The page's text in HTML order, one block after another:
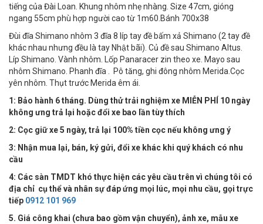
tiếng của Đài Loan. Khung nhôm nhẹ nhàng. Size 47cm, gióng
ngang 55cm phù hợp người cao từ 1m60.Bánh 700x38
Đùi đĩa Shimano nhôm 3 đĩa 8 líp tay đề bấm xả Shimano (2 tay đề
khác nhau nhưng đều là tay Nhật bãi). Củ đề sau Shimano Altus.
Líp Shimano. Vành nhôm. Lốp Panaracer zin theo xe. Mayo sau
nhôm Shimano. Phanh đĩa . Pô tăng, ghi đông nhôm Merida.Cọc
yên nhôm. Thụt trước Merida êm ái.
1: Bảo hành 6 tháng. Dùng thử trải nghiệm xe MIỄN PHÍ 10 ngày
không ưng trả lại hoặc đổi xe bao lần tùy thích
2: Cọc giữ xe 5 ngày, trả lại 100% tiền cọc nếu không ưng ý
3: Nhận mua lại, bán, ký gửi, đổi xe khác khi quý khách có nhu
cầu
4: Các sàn TMDT khó thực hiện các yêu cầu trên vì chúng tôi có
địa chỉ cụ thể và nhân sự đáp ứng mọi lúc, mọi nhu cầu, gọi trực
tiếp 0912 101 969
5. Giá công khai (chưa bao gồm vận chuyển), ảnh xe, mẫu xe